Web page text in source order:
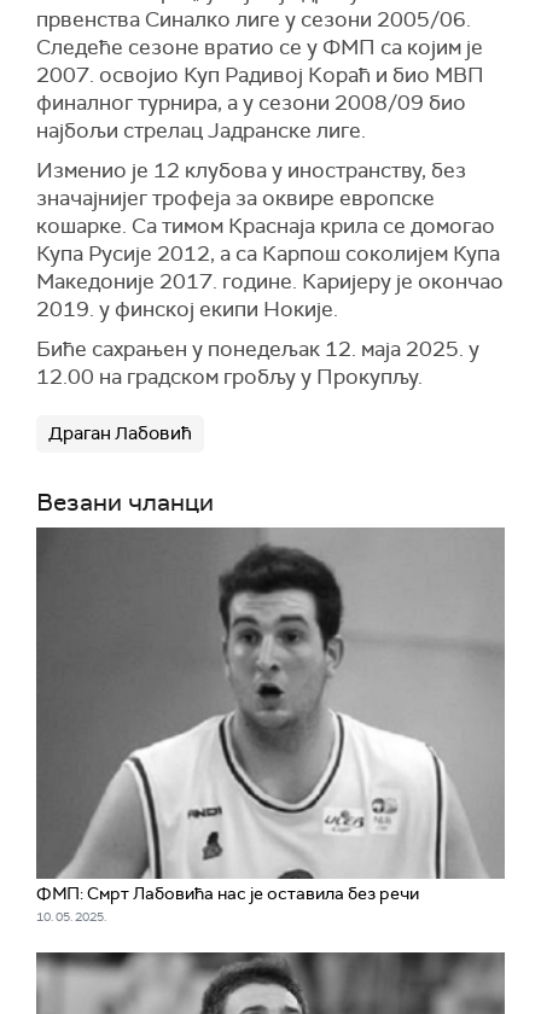
првенства Синалко лиге у сезони 2005/06.
Следеће сезоне вратио се у ФМП са којим је
2007. освојио Куп Радивој Кораћ и био МВП
финалног турнира, а у сезони 2008/09 био
најбољи стрелац Јадранске лиге.
Изменио је 12 клубова у иностранству, без
значајнијег трофеја за оквире европске
кошарке. Са тимом Краснаја крила се домогао
Купа Русије 2012, а са Карпош соколијем Купа
Македоније 2017. године. Каријеру је окончао
2019. у финској екипи Нокије.
Биће сахрањен у понедељак 12. маја 2025. у
12.00 на градском гробљу у Прокупљу.
Драган Лабовић
Везани чланци
ФМП: Смрт Лабовића нас је оставила без речи
10. 05. 2025.